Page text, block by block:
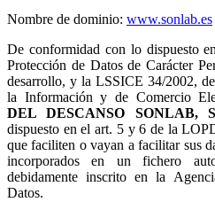
Nombre de dominio: www.sonlab.es
De conformidad con lo dispuesto
Protección de Datos de Carácter
desarrollo, y la LSSICE 34/2002,
la Información y de Comercio
DEL DESCANSO SONLAB,
dispuesto en el art. 5 y 6 de la
que faciliten o vayan a facilitar sus
incorporados en un fichero
debidamente inscrito en la
Datos.